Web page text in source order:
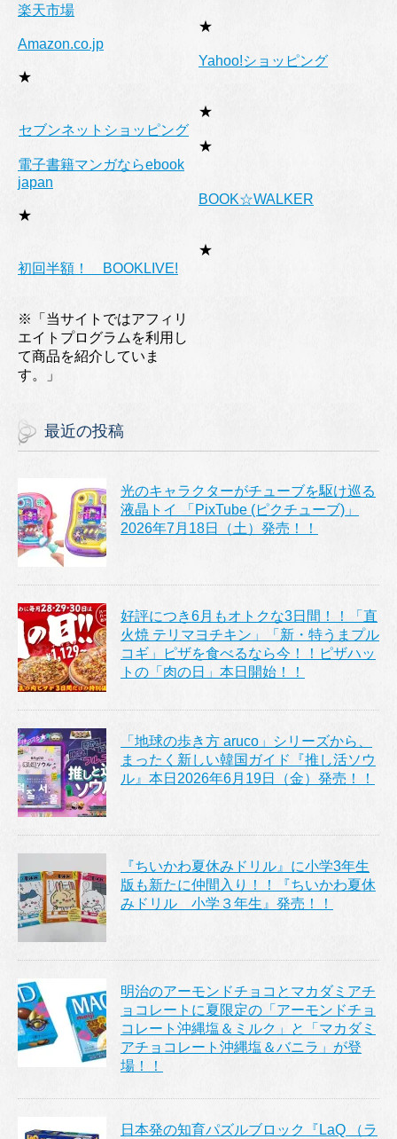
楽天市場
★
Amazon.co.jp
★
Yahoo!ショッピング
★
セブンネットショッピング
★
電子書籍マンガならebook
japan
★
BOOK☆WALKER
★
初回半額！ BOOKLIVE!
※「当サイトではアフィリ
エイトプログラムを利用し
て商品を紹介していま
す。」
最近の投稿
光のキャラクターがチューブを駆け巡る
液晶トイ 「PixTube (ピクチューブ)」
2026年7月18日（土）発売！！
好評につき6月もオトクな3日間！！「直
火焼 テリマヨチキン」「新・特うまプル
コギ」ピザを食べるなら今！！ピザハッ
トの「肉の日」本日開始！！
「地球の歩き方 aruco」シリーズから、
まったく新しい韓国ガイド『推し活ソウ
ル』本日2026年6月19日（金）発売！！
『ちいかわ夏休みドリル』に小学3年生
版も新たに仲間入り！！『ちいかわ夏休
みドリル 小学３年生』発売！！
明治のアーモンドチョコとマカダミアチ
ョコレートに夏限定の「アーモンドチョ
コレート沖縄塩＆ミルク」と「マカダミ
アチョコレート沖縄塩＆バニラ」が登
場！！
日本発の知育パズルブロック『LaQ （ラ